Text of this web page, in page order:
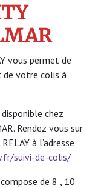
vous permet de
de votre colis à
chez
Rendez vous sur
à l’adresse
suivi-de-colis/
de 8 , 10